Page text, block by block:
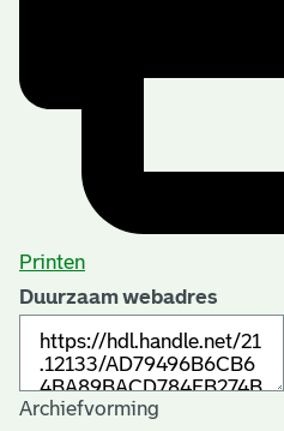
Printen
Duurzaam webadres
Archiefvorming